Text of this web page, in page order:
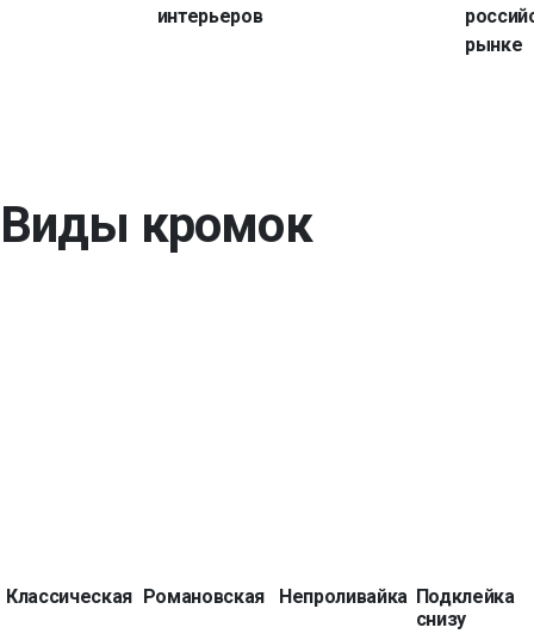
интерьеров
рынке
Виды кромок
Классическая Романовская Непроливайка Подклейка
снизу